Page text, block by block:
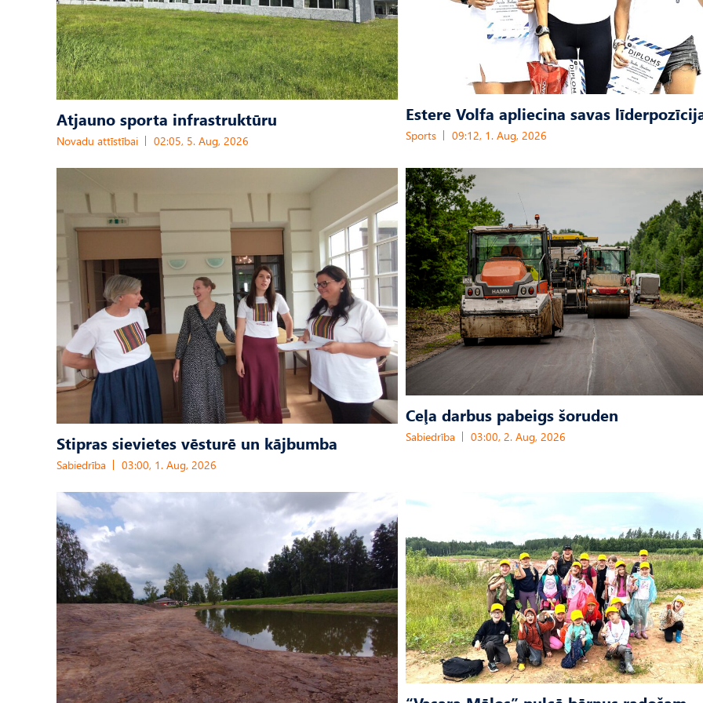
Atjauno sporta infrastruktūru
Novadu attīstībai 02:05, 5. Aug, 2026
Estere Volfa apliecina savas
Sports 09:12, 1. Aug, 2026
Stipras sievietes vēsturē un kājbumba
Sabiedrība 03:00, 1. Aug, 2026
Ceļa darbus pabeigs šoruden
Sabiedrība 03:00, 2. Aug, 2026